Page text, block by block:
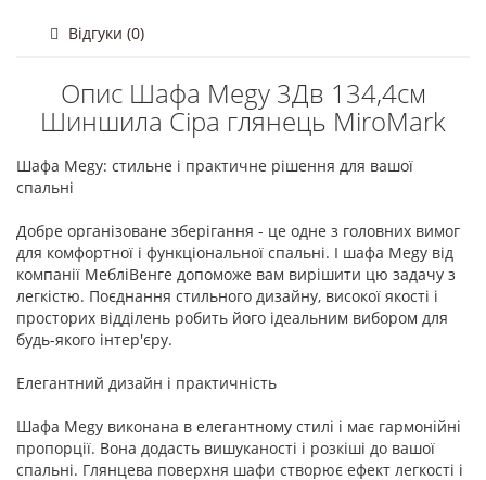
Відгуки (0)
Опис Шафа Megy 3Дв 134,4см
Шиншила Сіра глянець MiroMark
Шафа Megy: стильне і практичне рішення для вашої
спальні
Добре організоване зберігання - це одне з головних вимог
для комфортної і функціональної спальні. І шафа Megy від
компанії МебліВенге допоможе вам вирішити цю задачу з
легкістю. Поєднання стильного дизайну, високої якості і
просторих відділень робить його ідеальним вибором для
будь-якого інтер'єру.
Елегантний дизайн і практичність
Шафа Megy виконана в елегантному стилі і має гармонійні
пропорції. Вона додасть вишуканості і розкіші до вашої
спальні. Глянцева поверхня шафи створює ефект легкості і